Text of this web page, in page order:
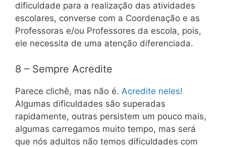
dificuldade para a realização das atividades
escolares, converse com a Coordenação e as
Professoras e/ou Professores da escola, pois,
ele necessita de uma atenção diferenciada.
8 – Sempre Acredite
Parece clichê, mas não é. Acredite neles!
Algumas dificuldades são superadas
rapidamente, outras persistem um pouco mais,
algumas carregamos muito tempo, mas será
que nós adultos não temos dificuldades com